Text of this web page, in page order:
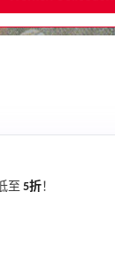
至 5折！